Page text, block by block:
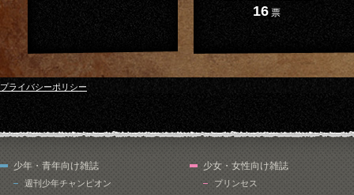
16 票
プライバシーポリシー
少年・青年向け雑誌
週刊少年チャンピオン
少女・女性向け雑誌
プリンセス